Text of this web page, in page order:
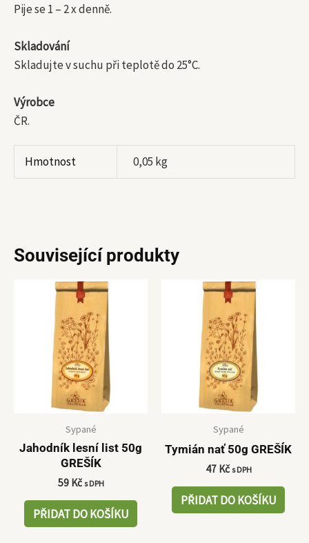
Pije se 1 – 2 x denně.
Skladování
Skladujte v suchu při teplotě do 25°C.
Výrobce
ČR.
Hmotnost 0,05 kg
Související produkty
Sypané
Jahodník lesní list 50g
GREŠÍK
59 Kč s DPH
PŘIDAT DO KOŠÍKU
Sypané
Tymián nať 50g GREŠÍK
47 Kč s DPH
PŘIDAT DO KOŠÍKU